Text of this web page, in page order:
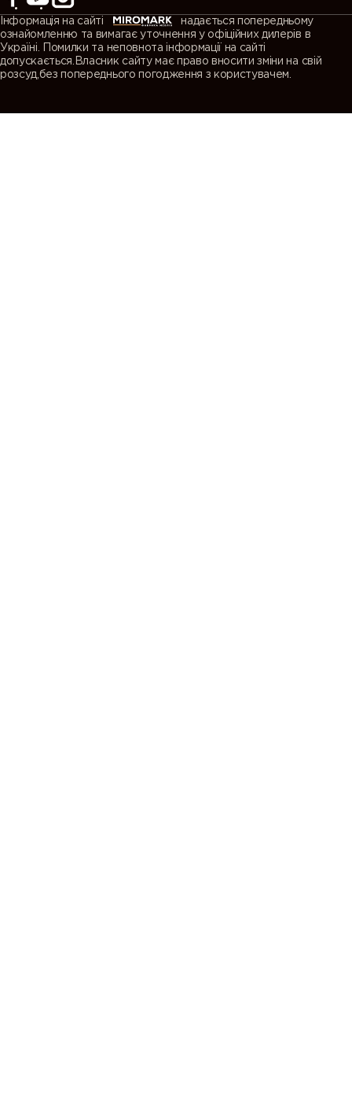
Інформація на сайті
надається попередньому
ознайомленню та вимагає уточнення у офіційних дилерів в
Україні. Помилки та неповнота інформації на сайті
допускається.Власник сайту має право вносити зміни на свій
розсуд,без попереднього погодження з користувачем.